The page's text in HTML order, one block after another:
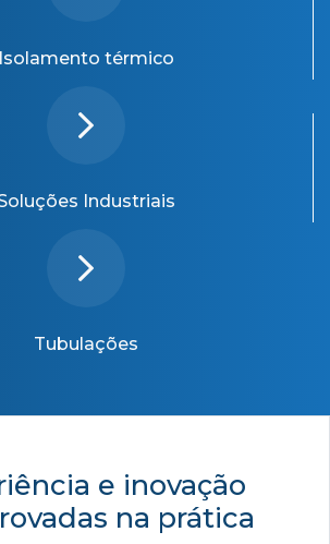
Isolamento térmico
Industriais
Tubulações
e inovação
na prática